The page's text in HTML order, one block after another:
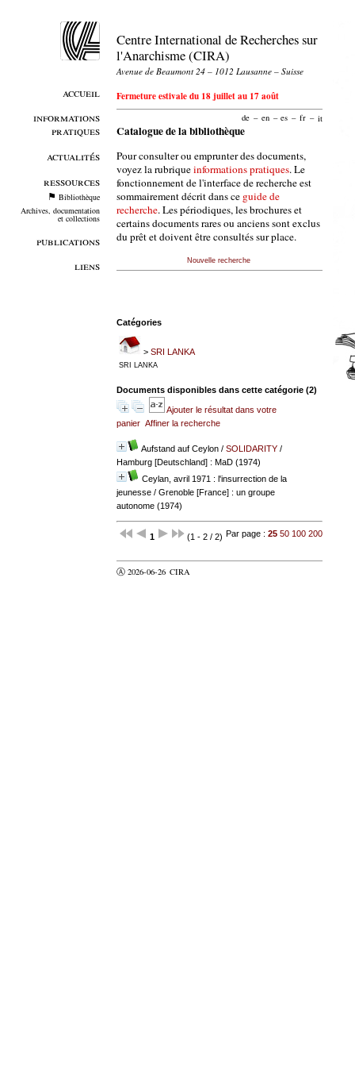
accueil
informations
pratiques
actualités
ressources
Bibliothèque
Archives, documentation
et collections
publications
liens
Centre International de Recherches sur
l'Anarchisme (CIRA)
Avenue de Beaumont 24 – 1012 Lausanne – Suisse
Fermeture estivale du 18 juillet au 17 août
de – en – es – fr – it
Catalogue de la bibliothèque
Pour consulter ou emprunter des documents,
voyez la rubriqueinformations pratiques. Le
fonctionnement de l'interface de recherche est
sommairement décrit dans ce guide de
recherche. Les périodiques, les brochures et
certains documents rares ou anciens sont exclus
du prêt et doivent être consultés sur place.
Nouvelle recherche
Catégories
> SRI LANKA
SRI LANKA
Documents disponibles dans cette catégorie (2)
Ajouter le résultat dans votre
panier Affiner la recherche
Aufstand auf Ceylon/ SOLIDARITY/
Hamburg [Deutschland] : MaD (1974)
Ceylan, avril 1971 : l'insurrection de la
jeunesse/ Grenoble [France] : un groupe
autonome (1974)
1 (1 - 2 / 2) Par page : 25 50 100 200
Ⓐ 2026-06-26 CIRA